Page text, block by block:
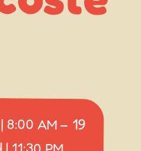
| 8:00 AM– 19
| 11:30 PM